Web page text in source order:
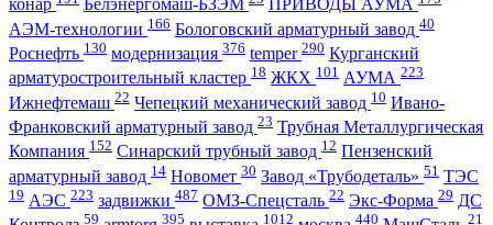
конар Белэнергомаш-БЗЭМ ПРИВОДЫ АУМА
АЭМ-технологии 166 Бологовский арматурный завод 40
Роснефть 130 модернизация 376 temper 290 Курганский
арматуростроительный кластер 18 ЖКХ 101 АУМА 223
Ижнефтемаш 22 Чепецкий механический завод 10 Ивано-
Франковский арматурный завод 23 Трубная Металлургическая
Компания 152 Синарский трубный завод 12 Пензенский
арматурный завод 14 Новомет 30 Завод «Трубодеталь» 51 ТЭС
19 АЭС 223 задвижки 487 ОМЗ-Спецсталь 22 Экс-Форма 29 ДС
59 395 1012 440 21